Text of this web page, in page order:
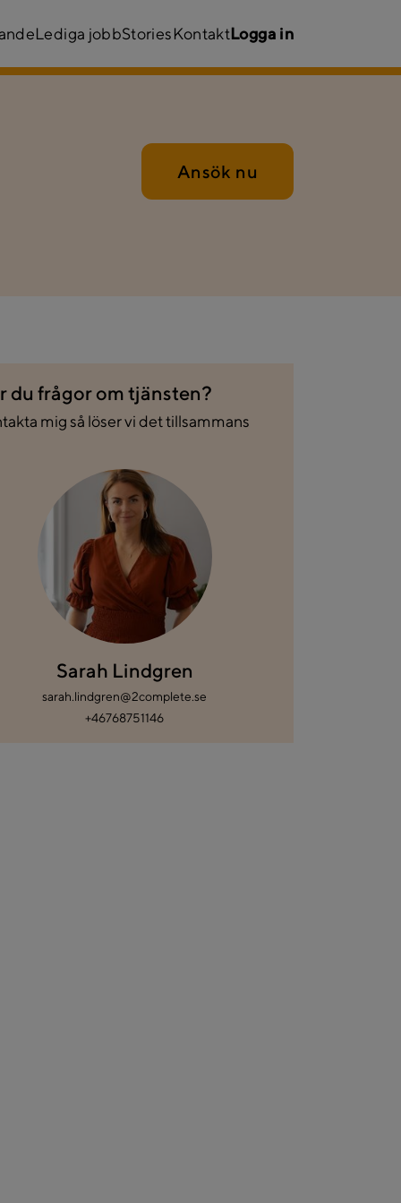
Lediga jobbStoriesKontaktLogga in
Ansök nu
du frågor om tjänsten?
mig så löser vi det tillsammans
Sarah Lindgren
sarah.lindgren@2complete.se
+46768751146